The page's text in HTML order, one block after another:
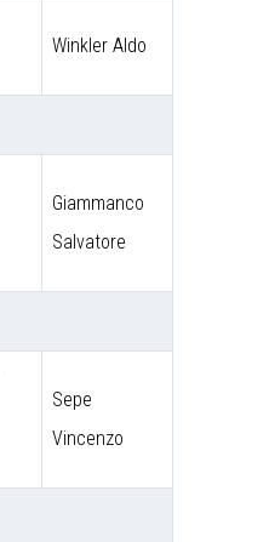
Winkler Aldo
Giammanco
Salvatore
Sepe
Vincenzo